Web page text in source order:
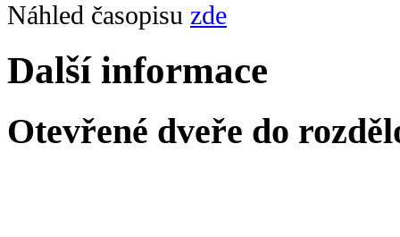
Náhled časopisu zde
Další informace
Otevřené dveře do